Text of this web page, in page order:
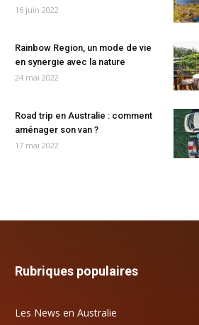
16 juin 2022
Rainbow Region, un mode de vie
en synergie avec la nature
24 mai 2022
Road trip en Australie : comment
aménager son van ?
17 mai 2022
Rubriques populaires
Les News en Australie